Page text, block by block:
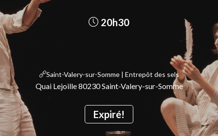
Expiré!
20h30
Saint-Valery-sur-Somme | Entrepôt des sels
Quai Lejoille 80230 Saint-Valery-sur-Somme